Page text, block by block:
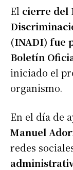
El cierre del
(INADI) fue
Boletín
iniciado el
organismo.
En el día de
Manuel
redes